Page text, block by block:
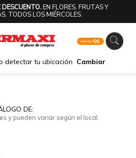
EN FLORES, FRUTAS Y
TODOS LOS MIÉRCOLES.
detectar tu ubicación Cambiar
DE:
y pueden variar según el local.